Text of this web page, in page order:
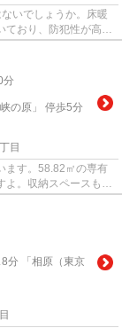
いでしょうか。床暖
ており、防犯性が高い
分
の原」 停歩5分
目
ます。58.82㎡の専有
よ。収納スペースもあ
8分 「相原（東京